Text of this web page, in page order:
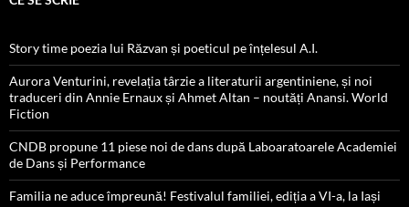
Story time poezia lui Răzvan și poeticul pe înțelesul A.I.
Aurora Venturini, revelația târzie a literaturii argentiniene, și noi
traduceri din Annie Ernaux și Ahmet Altan – noutăți Anansi. World
Fiction
CNDB propune 11 piese noi de dans după Laboaratoarele Academiei
de Dans și Performance
Familia ne aduce împreună! Festivalul familiei, ediția a VI-a, la Iași